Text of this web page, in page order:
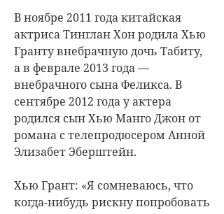
В ноябре 2011 года китайская
актриса Тинглан Хон родила Хью
Гранту внебрачную дочь Табиту,
а в феврале 2013 года —
внебрачного сына Феликса. В
сентябре 2012 года у актера
родился сын Хью Манго Джон от
романа с телепродюсером Анной
Элизабет Эберштейн.
Хью Грант: «Я сомневаюсь, что
когда-нибудь рискну попробовать